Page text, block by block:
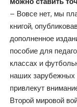
– Вовсе нет, мы
книгой,
дополненное
пособие для
классах и
наших зарубежных
привлекут
Второй мировой